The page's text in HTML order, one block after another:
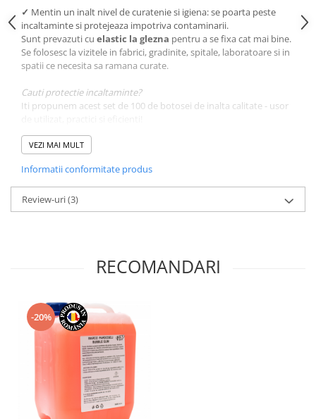
✓ Mentin un inalt nivel de curatenie si igiena: se poarta peste
incaltaminte si protejeaza impotriva contaminarii.
Sunt prevazuti cu elastic la glezna pentru a se fixa cat mai bine.
Se folosesc la vizitele in fabrici, gradinite, spitale, laboratoare si in
spatii ce necesita sa ramana curate.
Cauti protectie incaltaminte?
Iti propunem acest set de 100 de botosei de inalta calitate - usor
Comanda ACUM botosei de unica folosinta la cel mai bun
VEZI MAI MULT
Informatii conformitate produs
Review-uri(3)
RECOMANDARI
-20%